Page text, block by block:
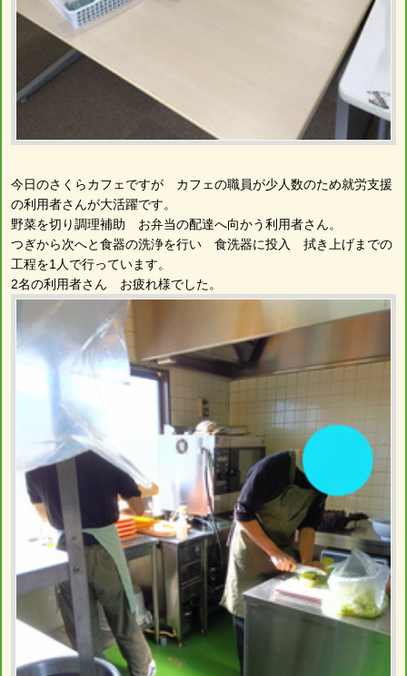
今日のさくらカフェですが カフェの職員が少人数のため就労支援
の利用者さんが大活躍です。
野菜を切り調理補助 お弁当の配達へ向かう利用者さん。
つぎから次へと食器の洗浄を行い 食洗器に投入 拭き上げまでの
工程を1人で行っています。
2名の利用者さん お疲れ様でした。